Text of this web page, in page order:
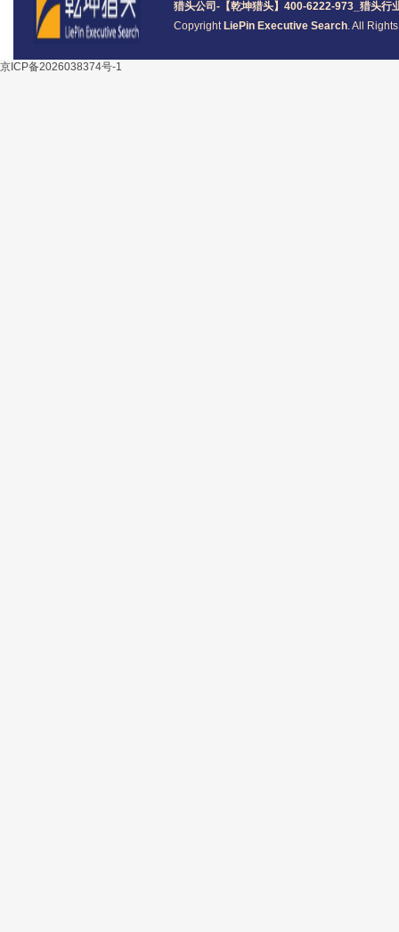
猎头公司 -【乾坤猎头】400-6222-973_ 猎头行
Copyright LiePin Executive Search. All
京ICP备2026038374号-1